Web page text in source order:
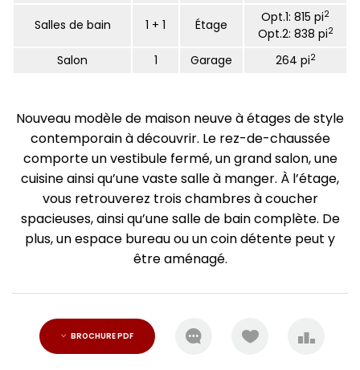
Salles de bain 1 + 1 Étage Opt.1: 815 pi2
Opt.2: 838 pi2
Salon 1 Garage 264 pi2
Nouveau modèle de maison neuve à étages de style
contemporain à découvrir. Le rez-de-chaussée
comporte un vestibule fermé, un grand salon, une
cuisine ainsi qu’une vaste salle à manger. À l’étage,
vous retrouverez trois chambres à coucher
spacieuses, ainsi qu’une salle de bain complète. De
plus, un espace bureau ou un coin détente peut y
être aménagé.
BROCHURE PDF